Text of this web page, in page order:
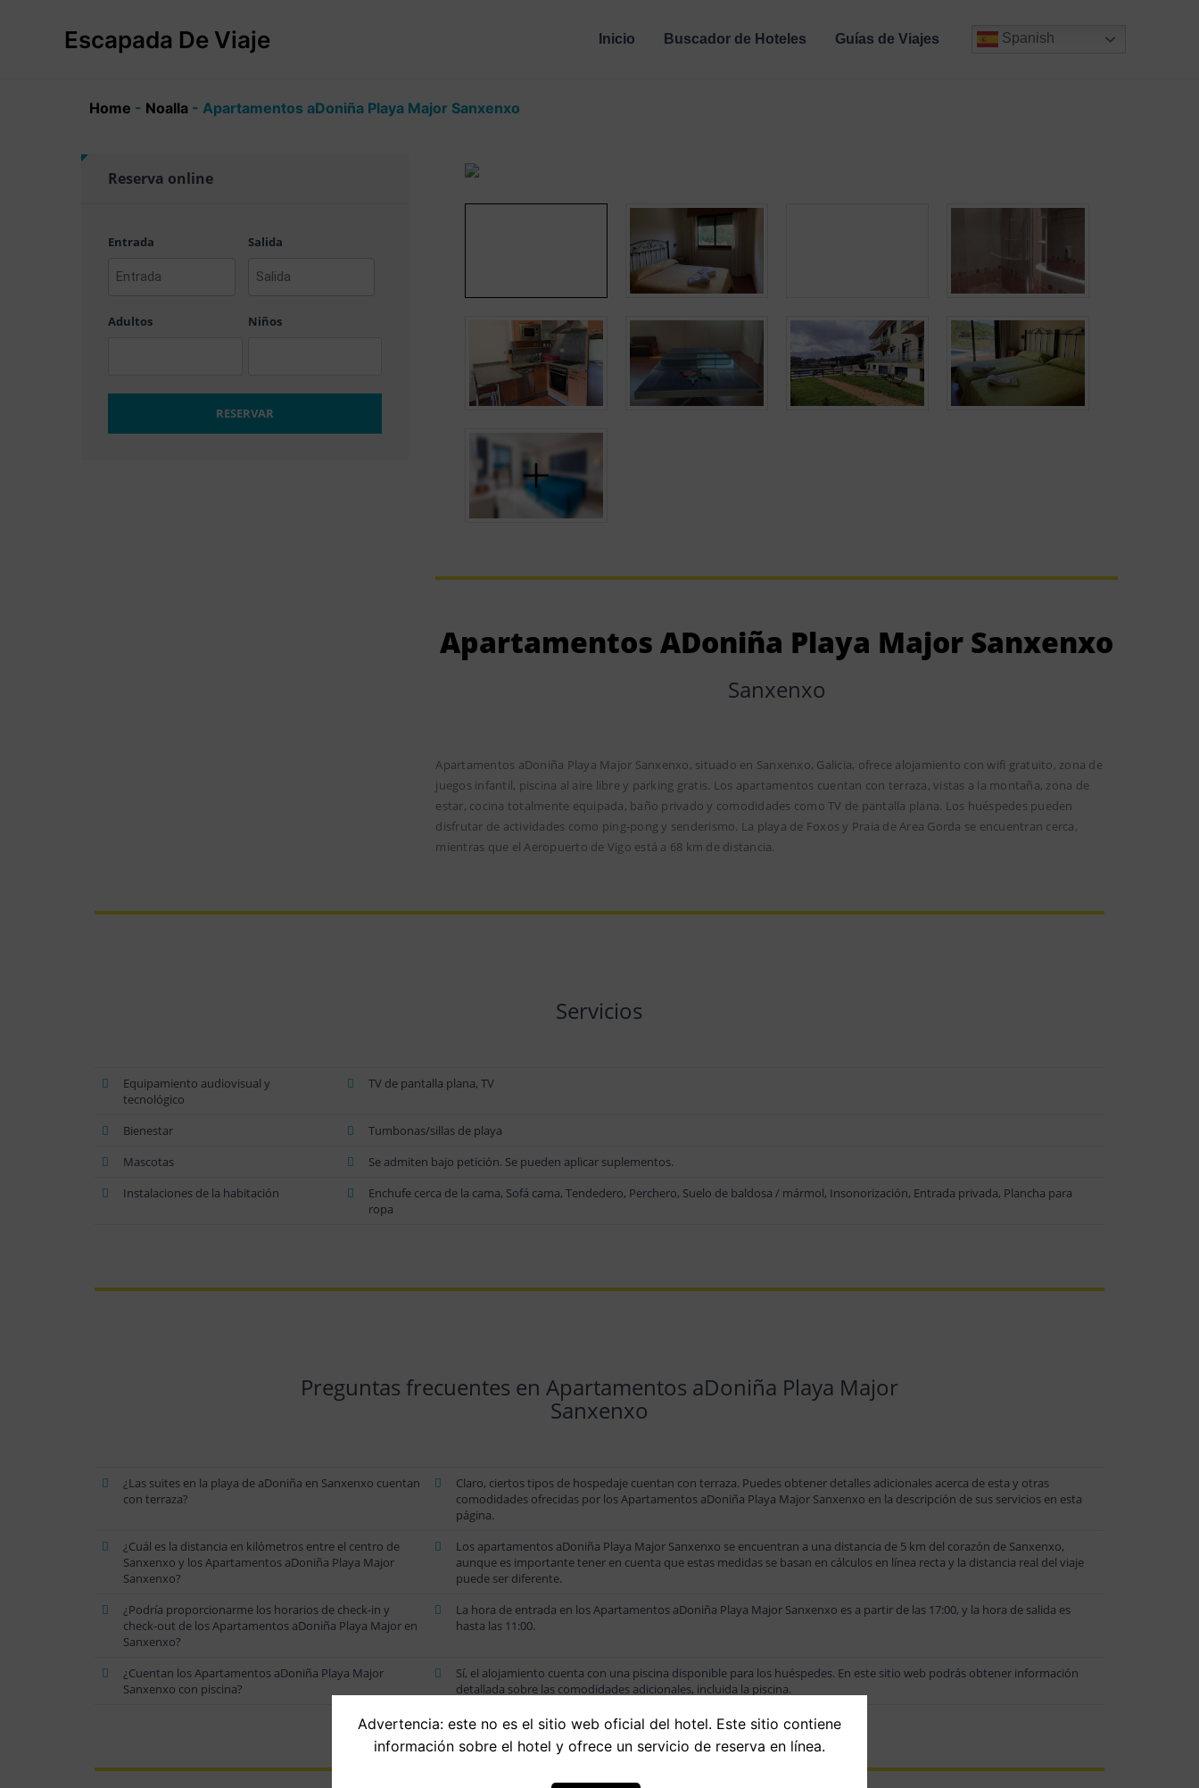
Escapada De Viaje Inicio Buscador de Hoteles Guías de Viajes Spanish
Home - Noalla - Apartamentos aDoniña Playa Major Sanxenxo
Reserva online
Entrada Salida
Adultos Niños
RESERVAR
Apartamentos ADoniña Playa Major Sanxenxo
Sanxenxo
Apartamentos aDoniña Playa Major Sanxenxo, situado en Sanxenxo, Galicia, ofrece alojamiento con wifi gratuito, zona de
juegos infantil, piscina al aire libre y parking gratis. Los apartamentos cuentan con terraza, vistas a la montaña, zona de
estar, cocina totalmente equipada, baño privado y comodidades como TV de pantalla plana. Los huéspedes pueden
disfrutar de actividades como ping-pong y senderismo. La playa de Foxos y Praia de Area Gorda se encuentran cerca,
mientras que el Aeropuerto de Vigo está a 68 km de distancia.
Servicios
Equipamiento audiovisual y
tecnológico
TV de pantalla plana, TV
Bienestar
Tumbonas/sillas de playa
Mascotas
Se admiten bajo petición. Se pueden aplicar suplementos.
Instalaciones de la habitación
Enchufe cerca de la cama, Sofá cama, Tendedero, Perchero, Suelo de baldosa / mármol, Insonorización, Entrada privada, Plancha para
ropa
Preguntas frecuentes en Apartamentos aDoniña Playa Major
Sanxenxo
¿Las suites en la playa de aDoniña en Sanxenxo cuentan
con terraza?
Claro, ciertos tipos de hospedaje cuentan con terraza. Puedes obtener detalles adicionales acerca de esta y otras
comodidades ofrecidas por los Apartamentos aDoniña Playa Major Sanxenxo en la descripción de sus servicios en esta
página.
¿Cuál es la distancia en kilómetros entre el centro de
Sanxenxo y los Apartamentos aDoniña Playa Major
Sanxenxo?
Los apartamentos aDoniña Playa Major Sanxenxo se encuentran a una distancia de 5 km del corazón de Sanxenxo,
aunque es importante tener en cuenta que estas medidas se basan en cálculos en línea recta y la distancia real del viaje
puede ser diferente.
¿Podría proporcionarme los horarios de check-in y
check-out de los Apartamentos aDoniña Playa Major en
Sanxenxo?
La hora de entrada en los Apartamentos aDoniña Playa Major Sanxenxo es a partir de las 17:00, y la hora de salida es
hasta las 11:00.
¿Cuentan los Apartamentos aDoniña Playa Major
Sanxenxo con piscina?
Sí, el alojamiento cuenta con una piscina disponible para los huéspedes. En este sitio web podrás obtener información
detallada sobre las comodidades adicionales, incluida la piscina.
Advertencia: este no es el sitio web oficial del hotel. Este sitio contiene
información sobre el hotel y ofrece un servicio de reserva en línea.